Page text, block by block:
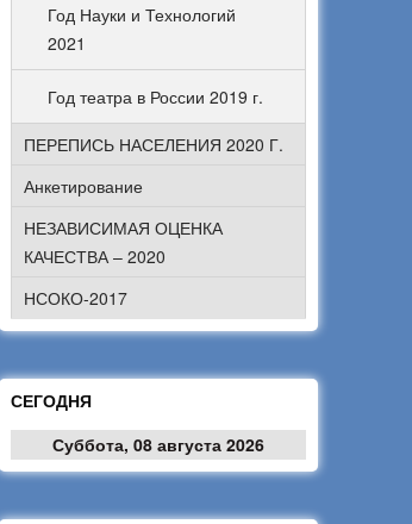
Год Науки и Технологий
2021
Год театра в России 2019 г.
ПЕРЕПИСЬ НАСЕЛЕНИЯ 2020 Г.
Анкетирование
НЕЗАВИСИМАЯ ОЦЕНКА
КАЧЕСТВА – 2020
НСОКО-2017
СЕГОДНЯ
Суббота, 08 августа 2026